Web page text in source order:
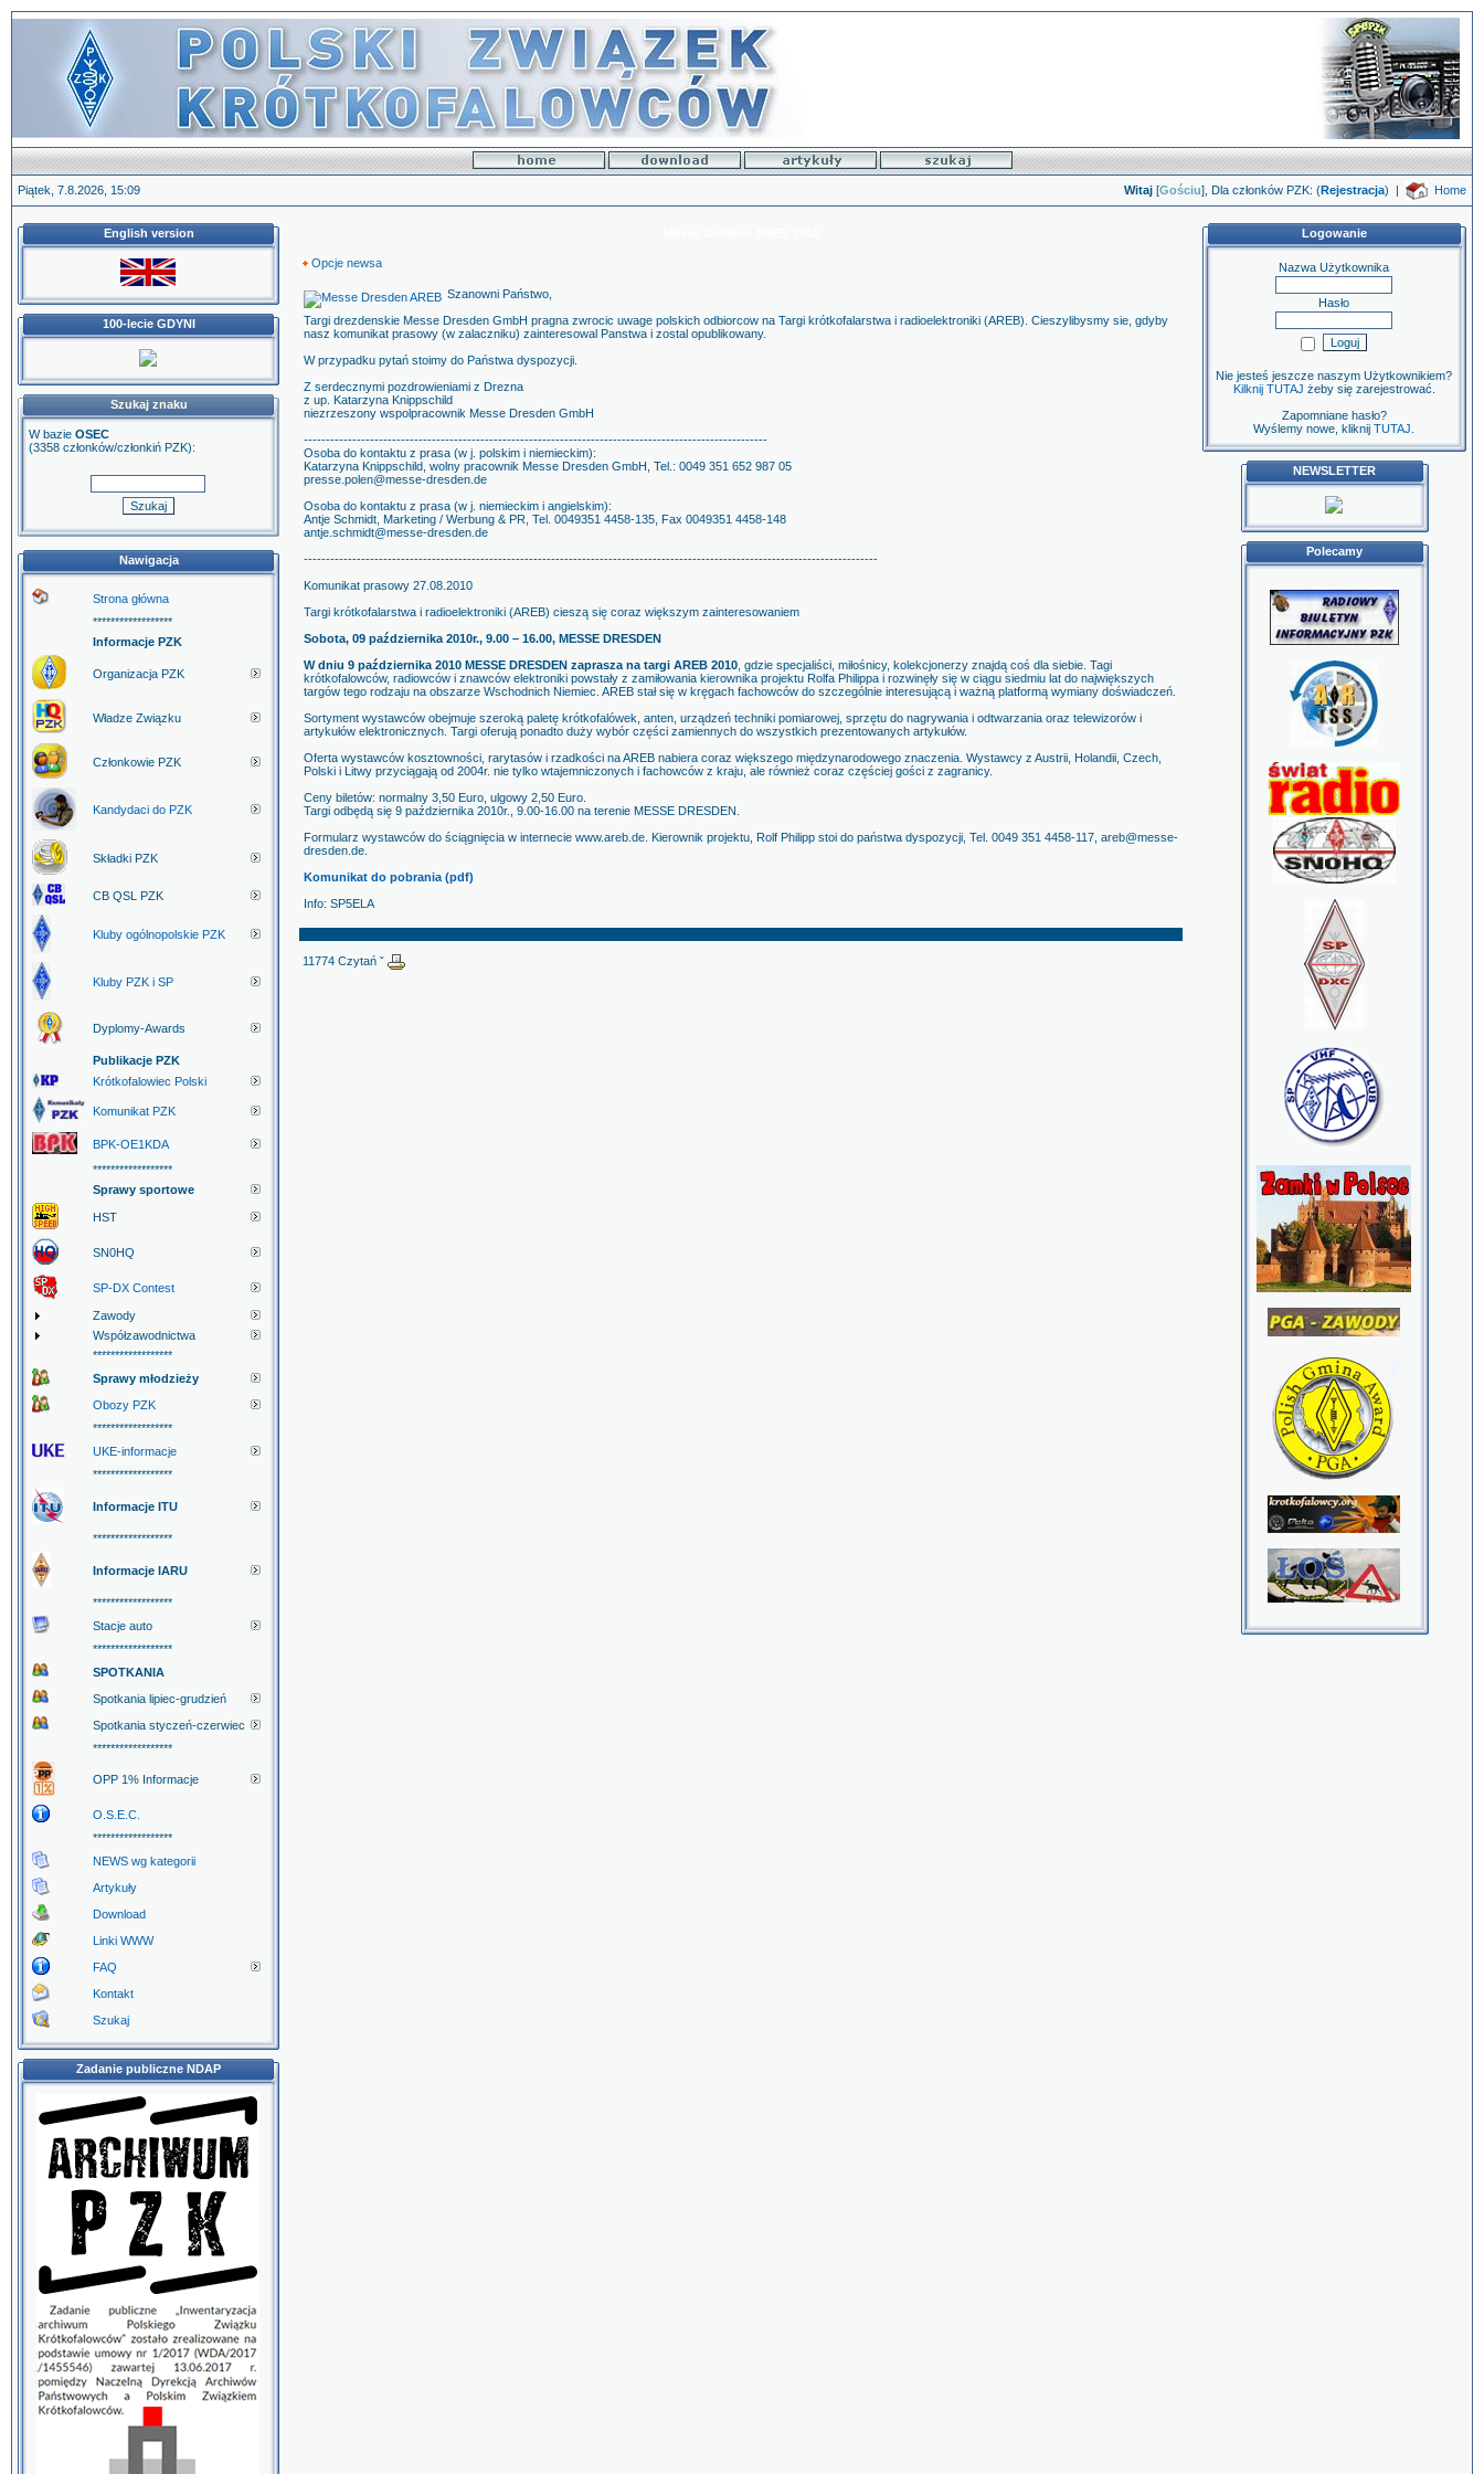
Piątek, 7.8.2026, 15:09 Witaj [Gościu], Dla członków PZK: (Rejestracja) | Home
English version
100-lecie GDYNI
Szukaj znaku
W bazie OSEC
(3358 członków/członkiń PZK):
Nawigacja
Strona główna
******************
Informacje PZK
Organizacja PZK
Władze Związku
Członkowie PZK
Kandydaci do PZK
Składki PZK
CB QSL PZK
Kluby ogólnopolskie PZK
Kluby PZK i SP
Dyplomy-Awards
Publikacje PZK
Krótkofalowiec Polski
Komunikat PZK
BPK-OE1KDA
******************
Sprawy sportowe
HST
SN0HQ
SP-DX Contest
Zawody
Współzawodnictwa
******************
Sprawy młodzieży
Obozy PZK
******************
UKE-informacje
******************
Informacje ITU
******************
Informacje IARU
******************
Stacje auto
******************
SPOTKANIA
Spotkania lipiec-grudzień
Spotkania styczeń-czerwiec
******************
OPP 1% Informacje
O.S.E.C.
******************
NEWS wg kategorii
Artykuły
Download
Linki WWW
FAQ
Kontakt
Szukaj
Zadanie publiczne NDAP
Opcje newsa
Szanowni Państwo,
Targi drezdenskie Messe Dresden GmbH pragna zwrocic uwage polskich odbiorcow na Targi krótkofalarstwa i radioelektroniki (AREB). Cieszylibysmy sie, gdyby
nasz komunikat prasowy (w zalaczniku) zainteresowal Panstwa i zostal opublikowany.
W przypadku pytań stoimy do Państwa dyspozycji.
Z serdecznymi pozdrowieniami z Drezna
z up. Katarzyna Knippschild
niezrzeszony wspolpracownik Messe Dresden GmbH
---------------------------------------------------------------------------------------------------------
Osoba do kontaktu z prasa (w j. polskim i niemieckim):
Katarzyna Knippschild, wolny pracownik Messe Dresden GmbH, Tel.: 0049 351 652 987 05
presse.polen@messe-dresden.de
Osoba do kontaktu z prasa (w j. niemieckim i angielskim):
Antje Schmidt, Marketing / Werbung & PR, Tel. 0049351 4458-135, Fax 0049351 4458-148
antje.schmidt@messe-dresden.de
----------------------------------------------------------------------------------------------------------------------------------
Komunikat prasowy 27.08.2010
Targi krótkofalarstwa i radioelektroniki (AREB) cieszą się coraz większym zainteresowaniem
Sobota, 09 października 2010r., 9.00 – 16.00, MESSE DRESDEN
W dniu 9 października 2010 MESSE DRESDEN zaprasza na targi AREB 2010 , gdzie specjaliści, miłośnicy, kolekcjonerzy znajdą coś dla siebie. Tagi
krótkofalowców, radiowców i znawców elektroniki powstały z zamiłowania kierownika projektu Rolfa Philippa i rozwinęły się w ciągu siedmiu lat do największych
targów tego rodzaju na obszarze Wschodnich Niemiec. AREB stał się w kręgach fachowców do szczególnie interesującą i ważną platformą wymiany doświadczeń.
Sortyment wystawców obejmuje szeroką paletę krótkofalówek, anten, urządzeń techniki pomiarowej, sprzętu do nagrywania i odtwarzania oraz telewizorów i
artykułów elektronicznych. Targi oferują ponadto duży wybór części zamiennych do wszystkich prezentowanych artykułów.
Oferta wystawców kosztowności, rarytasów i rzadkości na AREB nabiera coraz większego międzynarodowego znaczenia. Wystawcy z Austrii, Holandii, Czech,
Polski i Litwy przyciągają od 2004r. nie tylko wtajemniczonych i fachowców z kraju, ale również coraz częściej gości z zagranicy.
Ceny biletów: normalny 3,50 Euro, ulgowy 2,50 Euro.
Targi odbędą się 9 października 2010r., 9.00-16.00 na terenie MESSE DRESDEN.
Formularz wystawców do ściągnięcia w internecie www.areb.de. Kierownik projektu, Rolf Philipp stoi do państwa dyspozycji, Tel. 0049 351 4458-117, areb@messe-
dresden.de.
Komunikat do pobrania (pdf)
Info: SP5ELA
11774 Czytań ˇ
Logowanie
Nazwa Użytkownika
Hasło
Nie jesteś jeszcze naszym Użytkownikiem?
Kilknij TUTAJ żeby się zarejestrować.
Zapomniane hasło?
Wyślemy nowe, kliknij TUTAJ
NEWSLETTER
Polecamy